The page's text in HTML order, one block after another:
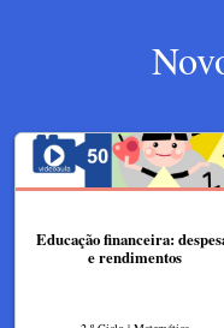
Educação financeira:
e rendimentos